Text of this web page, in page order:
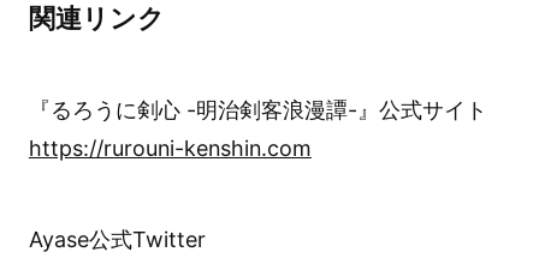
関連リンク
『るろうに剣心 -明治剣客浪漫譚-』公式サイト
https://rurouni-kenshin.com
Ayase公式Twitter